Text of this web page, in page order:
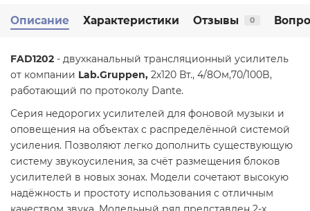
Описание Характеристики Отзывы 0
FAD1202 - двухканальный трансляционный усилитель
от компании Lab.Gruppen, 2х120 Вт., 4/8Ом,70/100B,
работающий по протоколу Dante.
Серия недорогих усилителей для фоновой музыки и
оповещения на объектах с распределённой системой
усиления. Позволяют легко дополнить существующую
систему звукоусиления, за счёт размещения блоков
усилителей в новых зонах. Модели сочетают высокую
надёжность и простоту использования с отличным